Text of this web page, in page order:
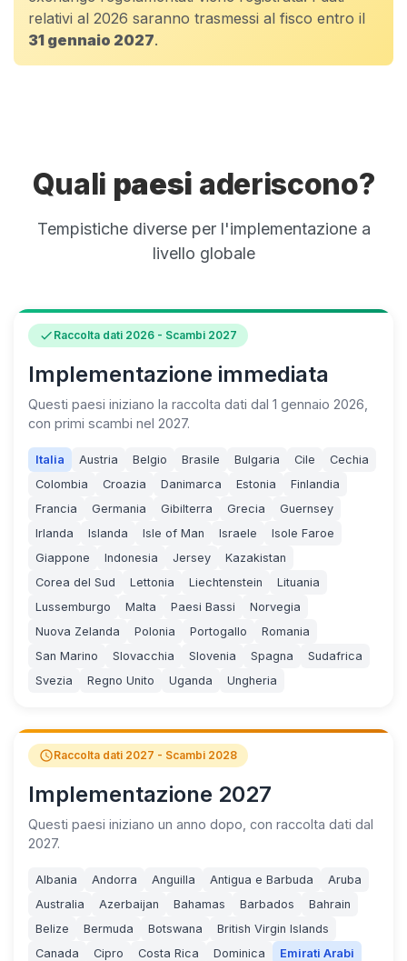
relativi al 2026 saranno trasmessi al fisco entro il
31 gennaio 2027.
Quali paesi aderiscono?
Tempistiche diverse per l'implementazione a
livello globale
check Raccolta dati 2026 - Scambi 2027
Implementazione immediata
Questi paesi iniziano la raccolta dati dal 1 gennaio 2026,
con primi scambi nel 2027.
Italia Austria Belgio Brasile Bulgaria Cile
Cechia
Colombia
Croazia Danimarca Estonia
Finlandia
Francia
Germania Gibilterra Grecia
Guernsey
Irlanda
Islanda Isle of Man Israele
Isole Faroe
Giappone
Indonesia Jersey
Kazakistan
Corea del Sud
Lettonia Liechtenstein
Lituania
Lussemburgo
Malta Paesi Bassi
Norvegia
Nuova Zelanda
Polonia Portogallo
Romania
San Marino
Slovacchia Slovenia Spagna
Sudafrica
Svezia
Regno Unito Uganda Ungheria
scheduleRaccolta dati 2027 - Scambi 2028
Implementazione 2027
Questi paesi iniziano un anno dopo, con raccolta dati dal
2027.
Albania Andorra Anguilla Antigua e Barbuda
Aruba
Australia
Azerbaijan Bahamas Barbados
Bahrain
Belize
Bermuda Botswana
British Virgin Islands
Canada
Cipro Costa Rica Dominica
Emirati Arabi